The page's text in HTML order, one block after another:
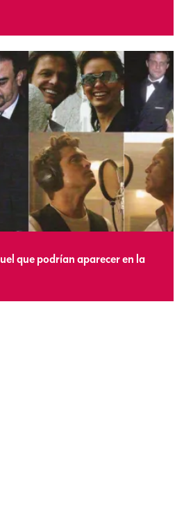
que podrían aparecer en la